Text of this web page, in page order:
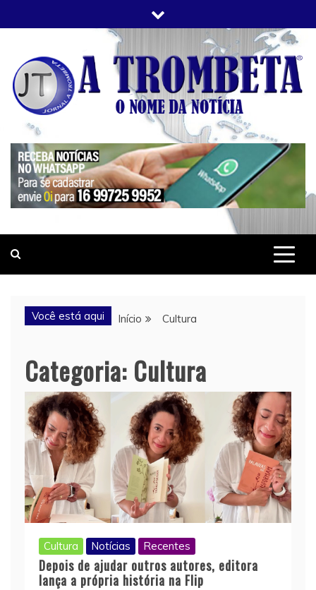
to
JORNAL A TROMBETA
O Nome da Notícia
Você está aqui Início Cultura
Categoria: Cultura
Cultura Notícias Recentes
Depois de ajudar outros autores, editora
lança a própria história na Flip